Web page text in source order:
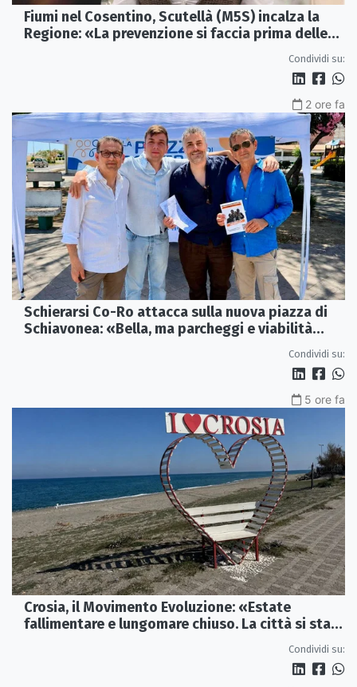
Fiumi nel Cosentino, Scutellà (M5S) incalza la
Regione: «La prevenzione si faccia prima delle
Condividi su:
2 ore fa
Schierarsi Co-Ro attacca sulla nuova piazza di
Schiavonea: «Bella, ma parcheggi e viabilità
Condividi su:
5 ore fa
Crosia, il Movimento Evoluzione: «Estate
fallimentare e lungomare chiuso. La città si sta
Condividi su: